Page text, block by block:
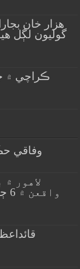
گوليون لڳل
وفاقي
لاهور